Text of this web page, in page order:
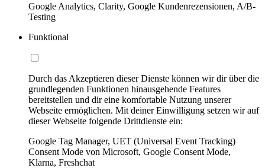
Google Analytics, Clarity, Google Kundenrezensionen, A/B-
Testing
Funktional
Durch das Akzeptieren dieser Dienste können wir dir über die
grundlegenden Funktionen hinausgehende Features
bereitstellen und dir eine komfortable Nutzung unserer
Webseite ermöglichen. Mit deiner Einwilligung setzen wir auf
dieser Webseite folgende Drittdienste ein:
Google Tag Manager, UET (Universal Event Tracking)
Consent Mode von Microsoft, Google Consent Mode,
Klarna, Freshchat